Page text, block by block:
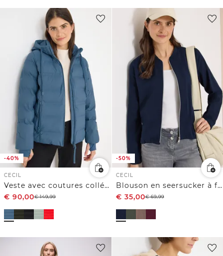
-40%
CECIL
Veste avec coutures collées
€ 90,00€149,99
-50%
CECIL
Blouson en seersucker à fermeture zip
€ 35,00€69,99